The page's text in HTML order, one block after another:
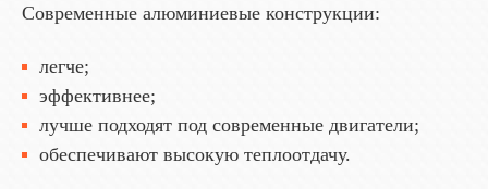
Современные алюминиевые конструкции:
легче;
эффективнее;
лучше подходят под современные двигатели;
обеспечивают высокую теплоотдачу.